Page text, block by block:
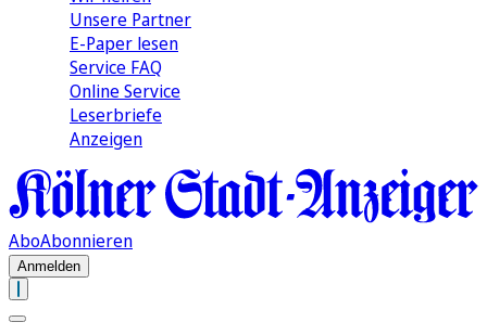
Unsere Partner
E-Paper lesen
Service FAQ
Online Service
Leserbriefe
Anzeigen
AboAbonnieren
Anmelden